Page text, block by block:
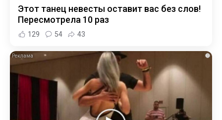
Этот танец невесты оставит вас без слов!
Пересмотрела 10 раз
129 54 43
i